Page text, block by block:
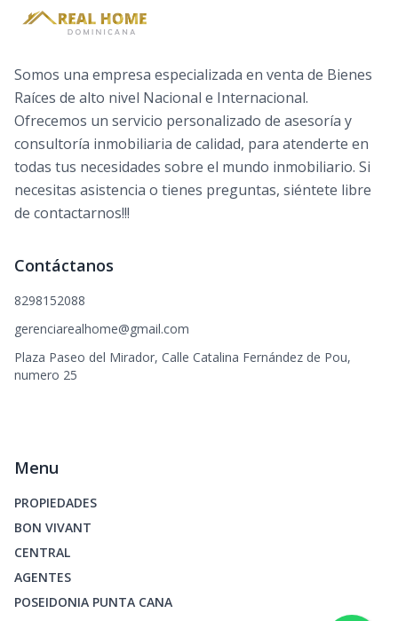
Somos una empresa especializada en venta de Bienes
Raíces de alto nivel Nacional e Internacional.
Ofrecemos un servicio personalizado de asesoría y
consultoría inmobiliaria de calidad, para atenderte en
todas tus necesidades sobre el mundo inmobiliario. Si
necesitas asistencia o tienes preguntas, siéntete libre
de contactarnos!!!
Contáctanos
8298152088
gerenciarealhome@gmail.com
Plaza Paseo del Mirador, Calle Catalina Fernández de Pou,
numero 25
Menu
PROPIEDADES
BON VIVANT
CENTRAL
AGENTES
POSEIDONIA PUNTA CANA